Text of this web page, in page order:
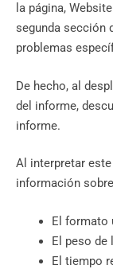
la página,
segunda sección
problemas
De hecho, al
del informe,
informe.
Al interpretar
información
El formato
El peso de
El tiempo